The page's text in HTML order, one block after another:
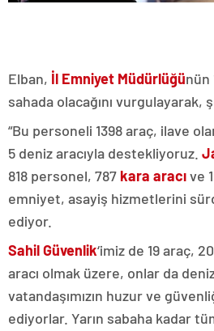
Elban, İl Emniyet Müdürlüğünün
sahada olacağını vurgulayarak,
“Bu personeli 1398 araç, ilave
5 deniz aracıyla destekliyoruz.
818 personel, 787 kara aracıve
emniyet, asayiş hizmetlerini
ediyor.
Sahil Güvenlik‘imiz de 19 araç,
aracı olmak üzere, onlar da
vatandaşımızın huzur ve
ediyorlar. Yarın sabaha kadar